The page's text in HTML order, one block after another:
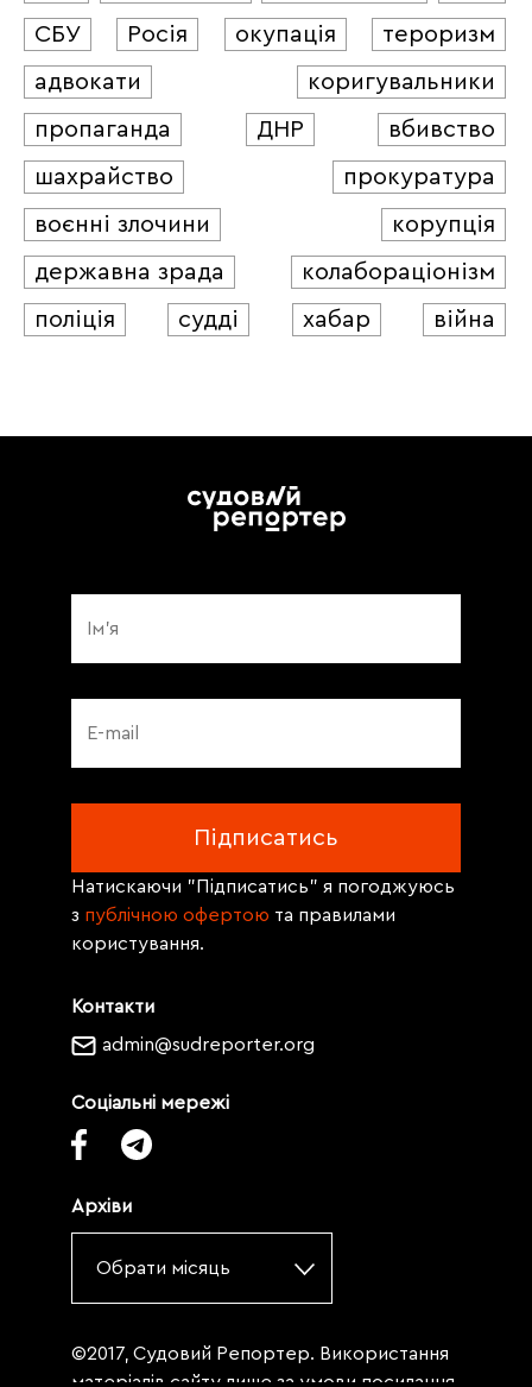
СБУ
Росія окупація
тероризм
адвокати
коригувальники
пропаганда
ДНР
вбивство
шахрайство
прокуратура
воєнні злочини
корупція
державна зрада
колабораціонізм
поліція
судді хабар війна
Контакти
admin@sudreporter.org
Соціальні мережі
Архіви
Обрати місяць
Натискаючи "Підписатись" я погоджуюсь
з публічною офертою та правилами
користування.
©2017, Судовий Репортер. Використання
матеріалів сайту лише за умови посилання